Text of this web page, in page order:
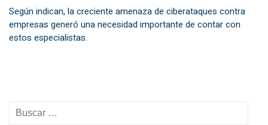
Según indican, la creciente amenaza de ciberataques contra
empresas generó una necesidad importante de contar con
estos especialistas.